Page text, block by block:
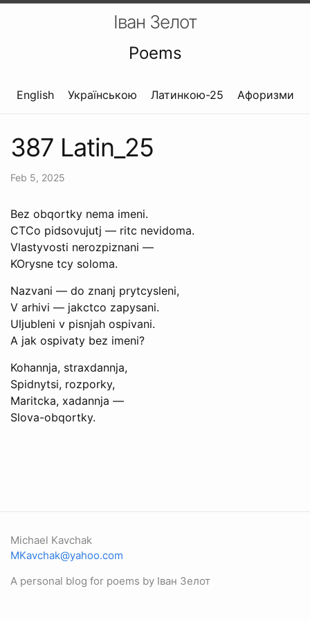
Іван Зелот
Poems
English Українською Латинкою-25 Афоризми
387 Latin_25
Feb 5, 2025
Bez obqortky nema imeni.
CTCo pidsovujutj — ritc nevidoma.
Vlastyvosti nerozpiznani —
KOrysne tcy soloma.
Nazvani — do znanj prytcysleni,
V arhivi — jakctco zapysani.
Uljubleni v pisnjah ospivani.
A jak ospivaty bez imeni?
Kohannja, straxdannja,
Spidnytsi, rozporky,
Maritcka, xadannja —
Slova-obqortky.
Michael Kavchak
MKavchak@yahoo.com
A personal blog for poems by Іван Зелот